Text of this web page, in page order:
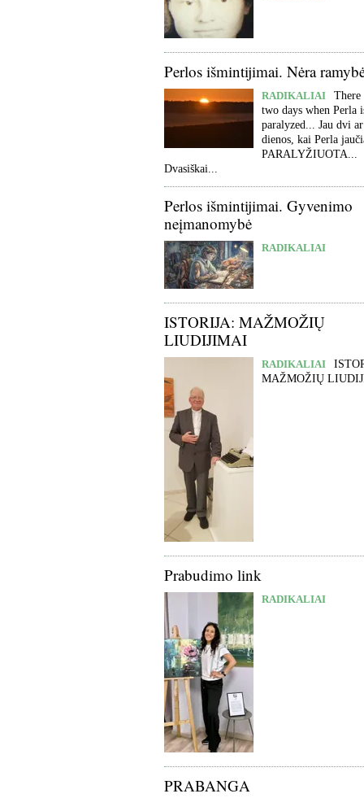
Perlos išmintijimai. Nėra
RADIKALIAI
There
two days when Perla
paralyzed... Jau dvi
dienos, kai Perla
PARALYŽIUOTA...
Dvasiškai...
Perlos išmintijimai. Gyvenimo
neįmanomybė
RADIKALIAI
ISTORIJA: MAŽMOŽIŲ
LIUDIJIMAI
RADIKALIAI
MAŽMOŽIŲ
Prabudimo link
RADIKALIAI
PRABANGA